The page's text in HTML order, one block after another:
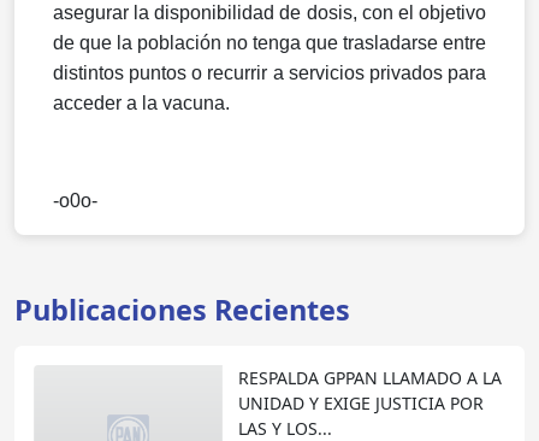
asegurar la disponibilidad de dosis, con el objetivo
de que la población no tenga que trasladarse entre
distintos puntos o recurrir a servicios privados para
acceder a la vacuna.
-o0o-
Publicaciones Recientes
RESPALDA GPPAN LLAMADO A LA
UNIDAD Y EXIGE JUSTICIA POR
LAS Y LOS...